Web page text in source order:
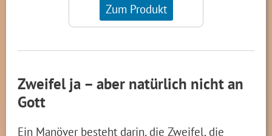
Zum Produkt
Zweifel ja – aber natürlich nicht an
Gott
Ein Manöver besteht darin, die Zweifel, die